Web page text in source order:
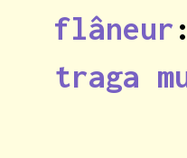
flâneur
traga